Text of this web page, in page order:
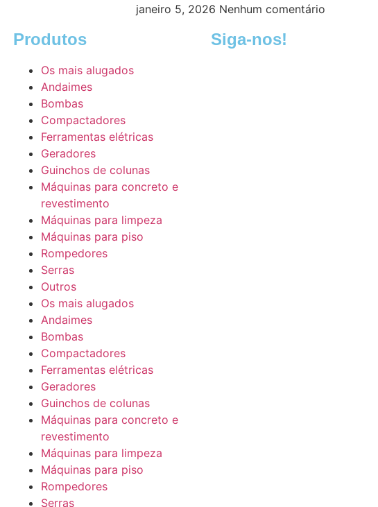
janeiro 5, 2026 Nenhum comentário
Produtos
Os mais alugados
Andaimes
Bombas
Compactadores
Ferramentas elétricas
Geradores
Guinchos de colunas
Máquinas para concreto e
revestimento
Máquinas para limpeza
Máquinas para piso
Rompedores
Serras
Outros
Os mais alugados
Andaimes
Bombas
Compactadores
Ferramentas elétricas
Geradores
Guinchos de colunas
Máquinas para concreto e
revestimento
Máquinas para limpeza
Máquinas para piso
Rompedores
Serras
Siga-nos!